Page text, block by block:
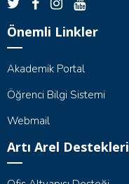
Önemli Linkler
Akademik Portal
Öğrenci Bilgi Sistemi
Webmail
Artı Arel Destekleri